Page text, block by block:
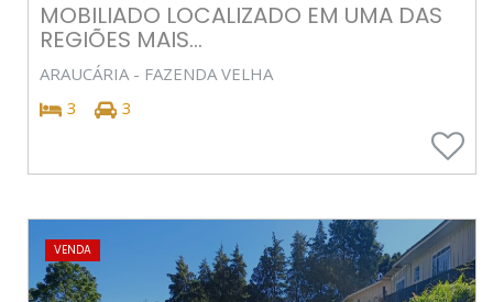
MOBILIADO LOCALIZADO EM UMA DAS
REGIÕES MAIS...
ARAUCÁRIA - FAZENDA VELHA
3
3
VENDA